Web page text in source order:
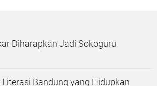
Diharapkan Jadi Sokoguru
Bandung yang Hidupkan